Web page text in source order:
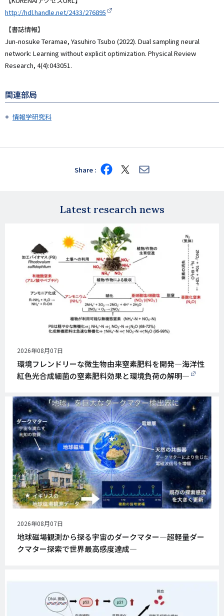
http://hdl.handle.net/2433/276895
【書誌情報】
Jun-nosuke Teramae, Yasuhiro Tsubo (2022). Dual sampling neural
network: Learning without explicit optimization. Physical Review
Research, 4(4):043051.
関連部局
情報学研究科
Share Share
on
Share
on
Share
via
Latest research news
公
開
日
2026年08月07日
環境フレンドリーな微生物由来窒素肥料を開発―海洋性
紅色光合成細菌の窒素肥料効果と環境負荷の解明―
公
開
日
2026年08月07日
地球磁場観測から探る宇宙のダークマター―超軽量ダー
クマター探索で世界最高感度達成―